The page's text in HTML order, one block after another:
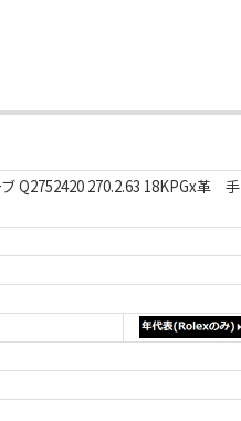
Q2752420 270.2.63 18KPGx革 手